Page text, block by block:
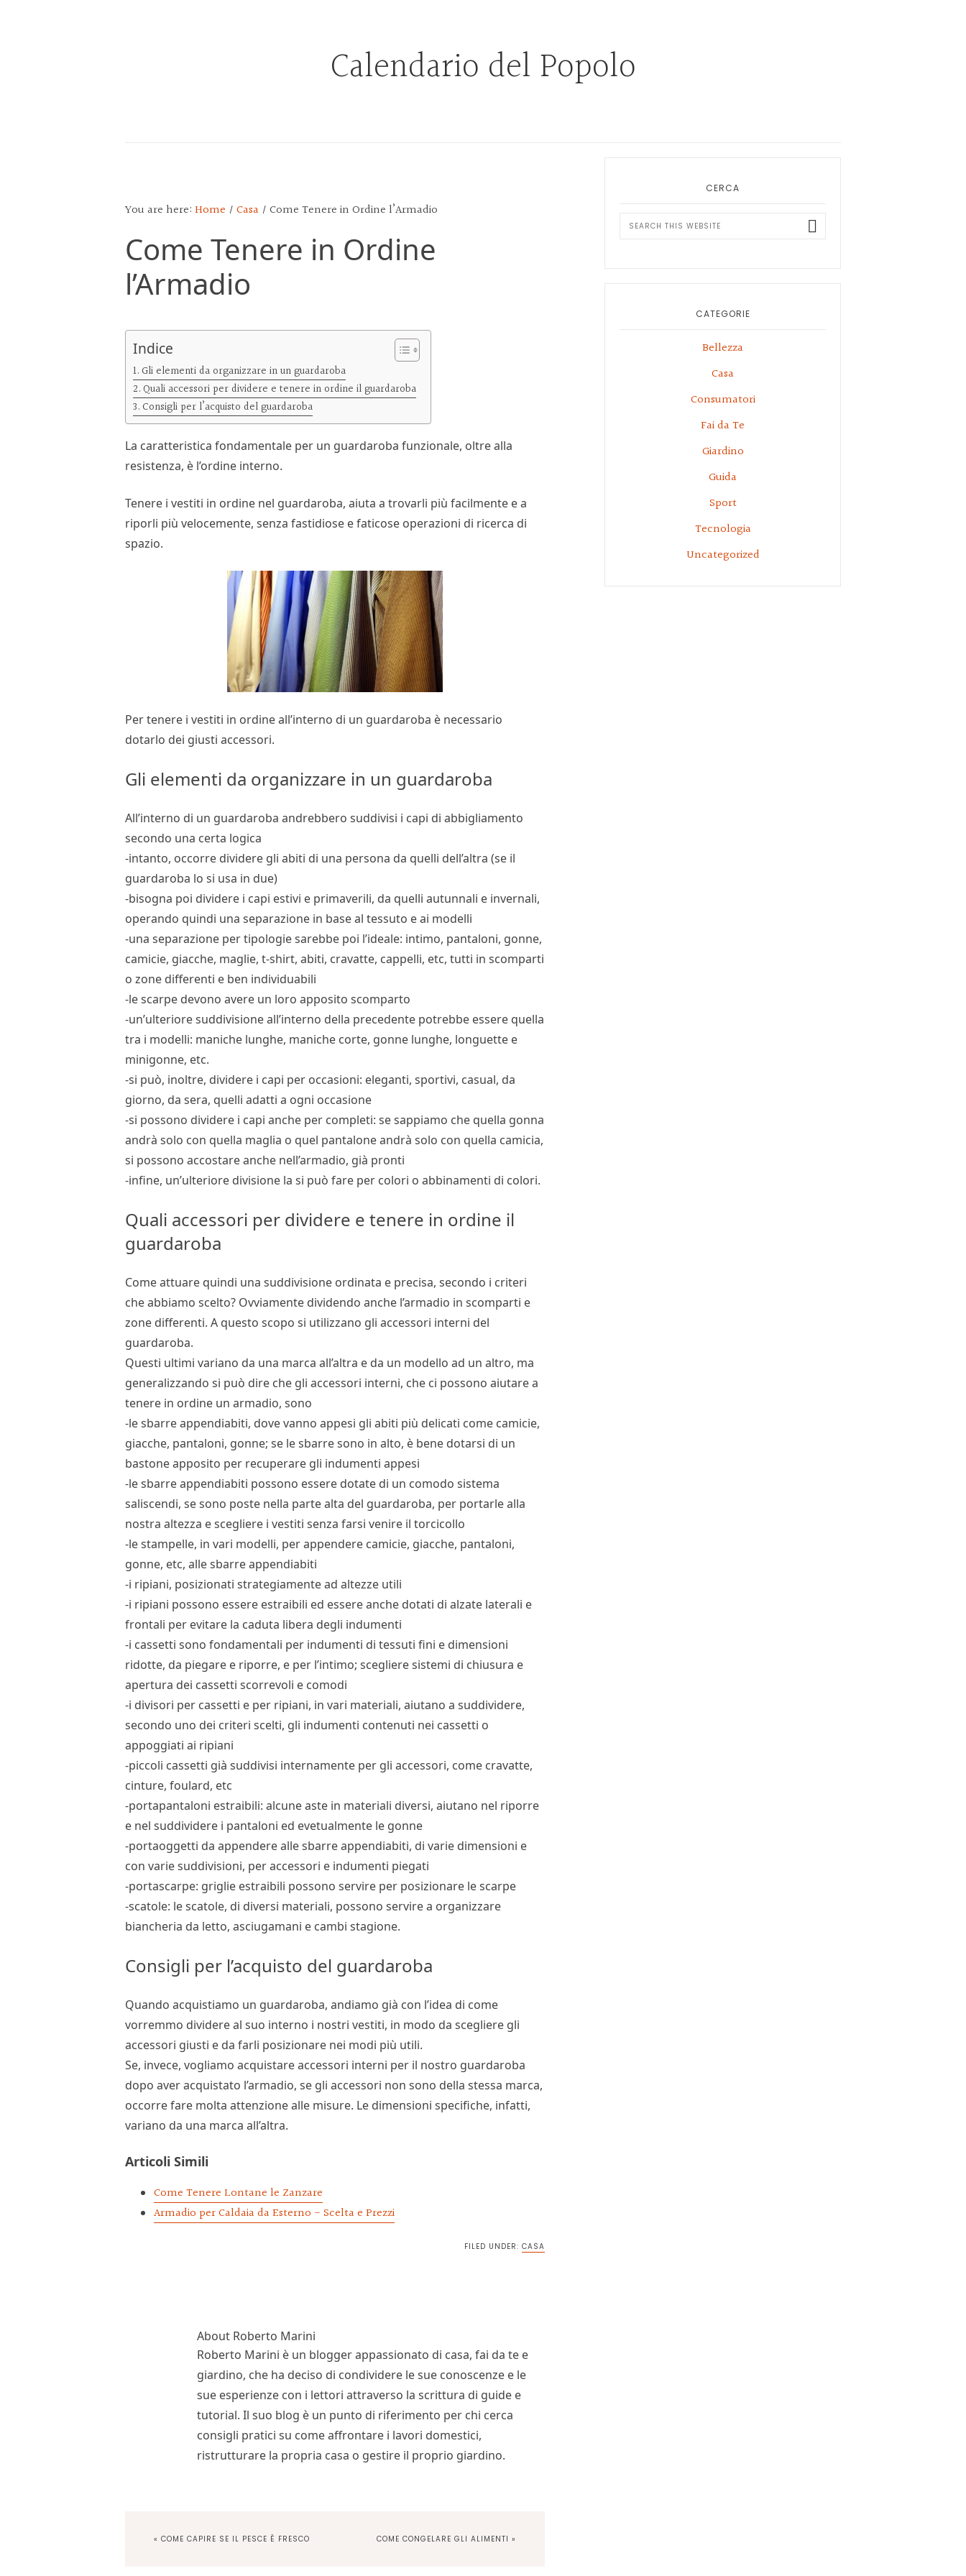
Calendario del Popolo
POPOLO
You are here:Home / Casa / Come Tenere in Ordine l’Armadio
Come Tenere in Ordine
l’Armadio
Indice
Gli elementi da organizzare in un guardaroba
Quali accessori per dividere e tenere in ordine il guardaroba
Consigli per l’acquisto del guardaroba
La caratteristica fondamentale per un guardaroba funzionale, oltre alla
resistenza, è l’ordine interno.
Tenere i vestiti in ordine nel guardaroba, aiuta a trovarli più facilmente e a
riporli più velocemente, senza fastidiose e faticose operazioni di ricerca di
spazio.
Per tenere i vestiti in ordine all’interno di un guardaroba è necessario
dotarlo dei giusti accessori.
Gli elementi da organizzare in un guardaroba
All’interno di un guardaroba andrebbero suddivisi i capi di abbigliamento
secondo una certa logica
-intanto, occorre dividere gli abiti di una persona da quelli dell’altra (se il
guardaroba lo si usa in due)
-bisogna poi dividere i capi estivi e primaverili, da quelli autunnali e invernali,
operando quindi una separazione in base al tessuto e ai modelli
-una separazione per tipologie sarebbe poi l’ideale: intimo, pantaloni, gonne,
camicie, giacche, maglie, t-shirt, abiti, cravatte, cappelli, etc, tutti in scomparti
o zone differenti e ben individuabili
-le scarpe devono avere un loro apposito scomparto
-un’ulteriore suddivisione all’interno della precedente potrebbe essere quella
tra i modelli: maniche lunghe, maniche corte, gonne lunghe, longuette e
minigonne, etc.
-si può, inoltre, dividere i capi per occasioni: eleganti, sportivi, casual, da
giorno, da sera, quelli adatti a ogni occasione
-si possono dividere i capi anche per completi: se sappiamo che quella gonna
andrà solo con quella maglia o quel pantalone andrà solo con quella camicia,
si possono accostare anche nell’armadio, già pronti
-infine, un’ulteriore divisione la si può fare per colori o abbinamenti di colori.
Quali accessori per dividere e tenere in ordine il
guardaroba
Come attuare quindi una suddivisione ordinata e precisa, secondo i criteri
che abbiamo scelto? Ovviamente dividendo anche l’armadio in scomparti e
zone differenti. A questo scopo si utilizzano gli accessori interni del
guardaroba.
Questi ultimi variano da una marca all’altra e da un modello ad un altro, ma
generalizzando si può dire che gli accessori interni, che ci possono aiutare a
tenere in ordine un armadio, sono
-le sbarre appendiabiti, dove vanno appesi gli abiti più delicati come camicie,
giacche, pantaloni, gonne; se le sbarre sono in alto, è bene dotarsi di un
bastone apposito per recuperare gli indumenti appesi
-le sbarre appendiabiti possono essere dotate di un comodo sistema
saliscendi, se sono poste nella parte alta del guardaroba, per portarle alla
nostra altezza e scegliere i vestiti senza farsi venire il torcicollo
-le stampelle, in vari modelli, per appendere camicie, giacche, pantaloni,
gonne, etc, alle sbarre appendiabiti
-i ripiani, posizionati strategiamente ad altezze utili
-i ripiani possono essere estraibili ed essere anche dotati di alzate laterali e
frontali per evitare la caduta libera degli indumenti
-i cassetti sono fondamentali per indumenti di tessuti fini e dimensioni
ridotte, da piegare e riporre, e per l’intimo; scegliere sistemi di chiusura e
apertura dei cassetti scorrevoli e comodi
-i divisori per cassetti e per ripiani, in vari materiali, aiutano a suddividere,
secondo uno dei criteri scelti, gli indumenti contenuti nei cassetti o
appoggiati ai ripiani
-piccoli cassetti già suddivisi internamente per gli accessori, come cravatte,
cinture, foulard, etc
-portapantaloni estraibili: alcune aste in materiali diversi, aiutano nel riporre
e nel suddividere i pantaloni ed evetualmente le gonne
-portaoggetti da appendere alle sbarre appendiabiti, di varie dimensioni e
con varie suddivisioni, per accessori e indumenti piegati
-portascarpe: griglie estraibili possono servire per posizionare le scarpe
-scatole: le scatole, di diversi materiali, possono servire a organizzare
biancheria da letto, asciugamani e cambi stagione.
Consigli per l’acquisto del guardaroba
Quando acquistiamo un guardaroba, andiamo già con l’idea di come
vorremmo dividere al suo interno i nostri vestiti, in modo da scegliere gli
accessori giusti e da farli posizionare nei modi più utili.
Se, invece, vogliamo acquistare accessori interni per il nostro guardaroba
dopo aver acquistato l’armadio, se gli accessori non sono della stessa marca,
occorre fare molta attenzione alle misure. Le dimensioni specifiche, infatti,
variano da una marca all’altra.
Articoli Simili
Come Tenere Lontane le Zanzare
Armadio per Caldaia da Esterno​ - Scelta e Prezzi
FILED UNDER:CASA
About Roberto Marini
Roberto Marini è un blogger appassionato di casa, fai da te e
giardino, che ha deciso di condividere le sue conoscenze e le
sue esperienze con i lettori attraverso la scrittura di guide e
tutorial. Il suo blog è un punto di riferimento per chi cerca
consigli pratici su come affrontare i lavori domestici,
ristrutturare la propria casa o gestire il proprio giardino.
PREVIOUS
« COME CAPIRE SE IL PESCE È FRESCO
NEXT
COME CONGELARE GLI ALIMENTI »
Primary
CERCA
Search
this
CATEGORIE
Bellezza
Casa
Consumatori
Fai da Te
Giardino
Guida
Sport
Tecnologia
Uncategorized